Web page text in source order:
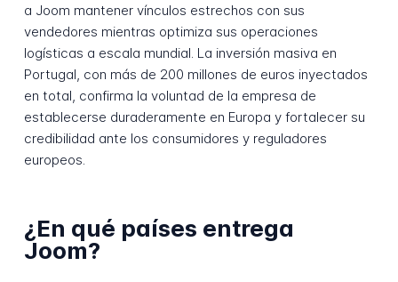
a Joom mantener vínculos estrechos con sus
vendedores mientras optimiza sus operaciones
logísticas a escala mundial. La inversión masiva en
Portugal, con más de 200 millones de euros inyectados
en total, confirma la voluntad de la empresa de
establecerse duraderamente en Europa y fortalecer su
credibilidad ante los consumidores y reguladores
europeos.
¿En qué países entrega
Joom?